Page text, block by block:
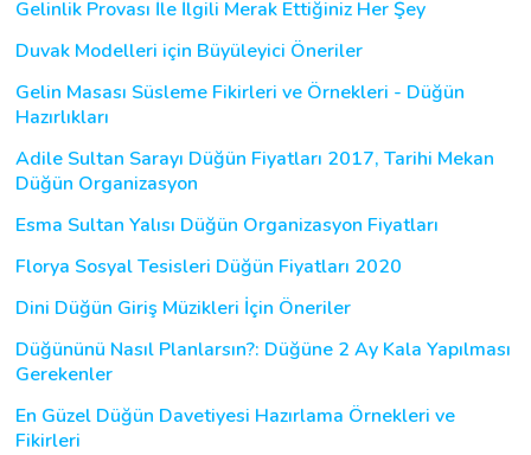
Gelinlik Provası İle İlgili Merak Ettiğiniz Her Şey
Duvak Modelleri için Büyüleyici Öneriler
Gelin Masası Süsleme Fikirleri ve Örnekleri - Düğün
Hazırlıkları
Adile Sultan Sarayı Düğün Fiyatları 2017, Tarihi Mekan
Düğün Organizasyon
Esma Sultan Yalısı Düğün Organizasyon Fiyatları
Florya Sosyal Tesisleri Düğün Fiyatları 2020
Dini Düğün Giriş Müzikleri İçin Öneriler
Düğününü Nasıl Planlarsın?: Düğüne 2 Ay Kala Yapılması
Gerekenler
En Güzel Düğün Davetiyesi Hazırlama Örnekleri ve
Fikirleri